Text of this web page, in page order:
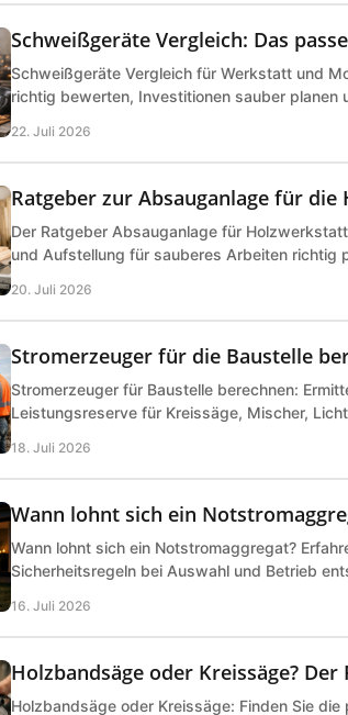
Schweißgeräte Vergleich: Das
Schweißgeräte Vergleich für Werkstatt und
richtig bewerten, Investitionen sauber planen
22. Juli 2026
Ratgeber zur Absauganlage für
Der Ratgeber Absauganlage für
und Aufstellung für sauberes Arbeiten richtig
20. Juli 2026
Stromerzeuger für die Baustelle
Stromerzeuger für Baustelle berechnen:
Leistungsreserve für Kreissäge, Mischer,
18. Juli 2026
Wann lohnt sich ein
Wann lohnt sich ein Notstromaggregat?
Sicherheitsregeln bei Auswahl und Betrieb
16. Juli 2026
Holzbandsäge oder Kreissäge? Der
Holzbandsäge oder Kreissäge: Finden Sie